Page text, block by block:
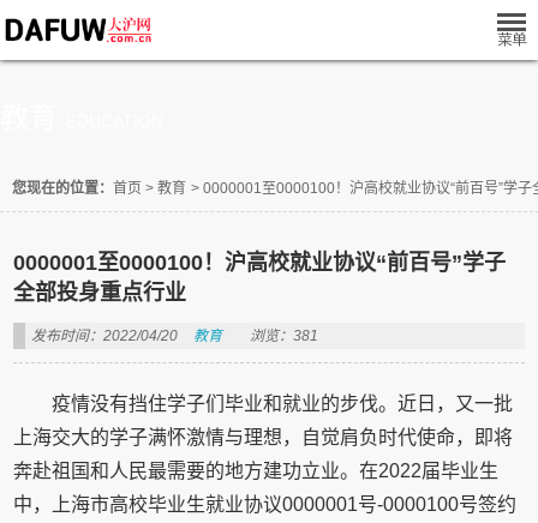
您现在的位置： 首页 > 教育 > 0000001至0000100！沪高校就业协议“前百号”学子
0000001至0000100！沪高校就业协议“前百号”学子
全部投身重点行业
发布时间：2022/04/20 教育 浏览：381
疫情没有挡住学子们毕业和就业的步伐。近日，又一批
上海交大的学子满怀激情与理想，自觉肩负时代使命，即将
奔赴祖国和人民最需要的地方建功立业。在2022届毕业生
中，上海市高校毕业生就业协议0000001号-0000100号签约